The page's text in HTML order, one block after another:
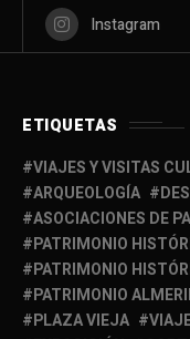
Instagram
ETIQUETAS
VIAJES Y VISITAS
ARQUEOLOGÍA
ASOCIACIONES DE
PATRIMONIO
PATRIMONIO
PATRIMONIO
PLAZA VIEJA